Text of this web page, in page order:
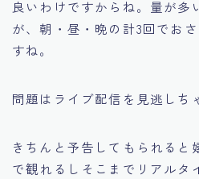
良いわけですからね。量が多
が、朝・昼・晩の計3回でお
すね。
問題はライブ配信を見逃しち
きちんと予告してもられると
で観れるしそこまでリアルタ